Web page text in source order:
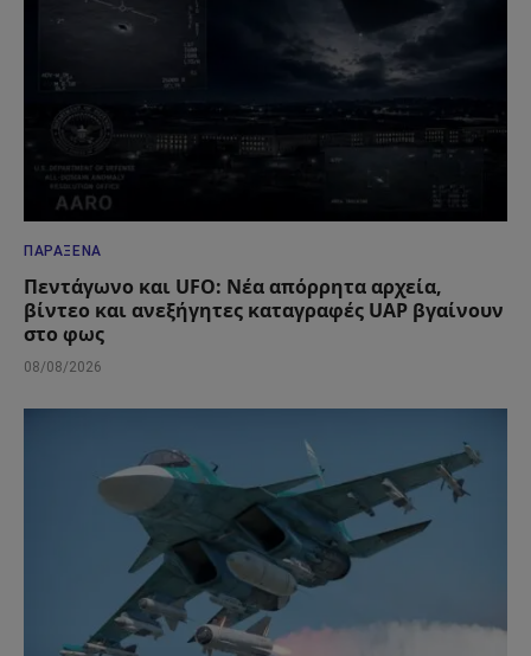
ΠΑΡΆΞΕΝΑ
Πεντάγωνο και UFO: Νέα απόρρητα αρχεία,
βίντεο και ανεξήγητες καταγραφές UAP βγαίνουν
στο φως
08/08/2026